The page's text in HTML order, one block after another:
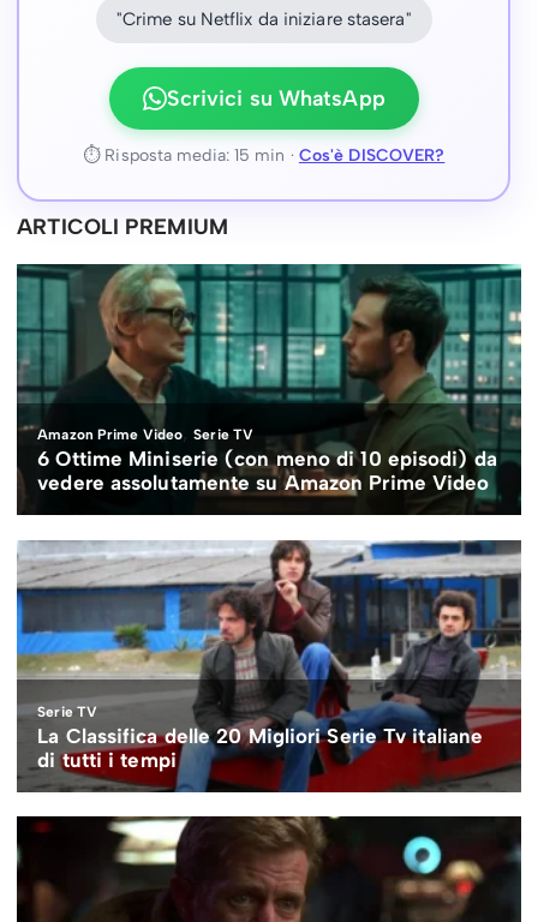
"Crime su Netflix da iniziare stasera"
Scrivici su WhatsApp
⏱ Risposta media: 15 min · Cos'è DISCOVER?
ARTICOLI PREMIUM